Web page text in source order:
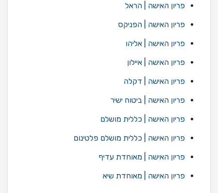
פריון האישה | הראל
פריון האישה | הפניקס
פריון האישה | אליהו
פריון האישה | איילון
פריון האישה | דקלה
פריון האישה | ביטוח ישיר
פריון האישה | כללית מושלם
פריון האישה | כללית מושלם פלטינום
פריון האישה | מאוחדת עדיף
פריון האישה | מאוחדת שיא